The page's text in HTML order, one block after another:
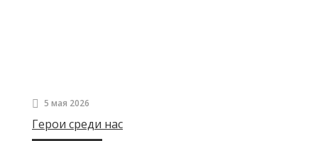
5 мая 2026
Герои среди нас